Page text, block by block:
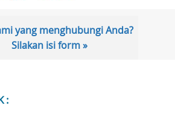
yang menghubungi Anda?
Silakan isi form »
: